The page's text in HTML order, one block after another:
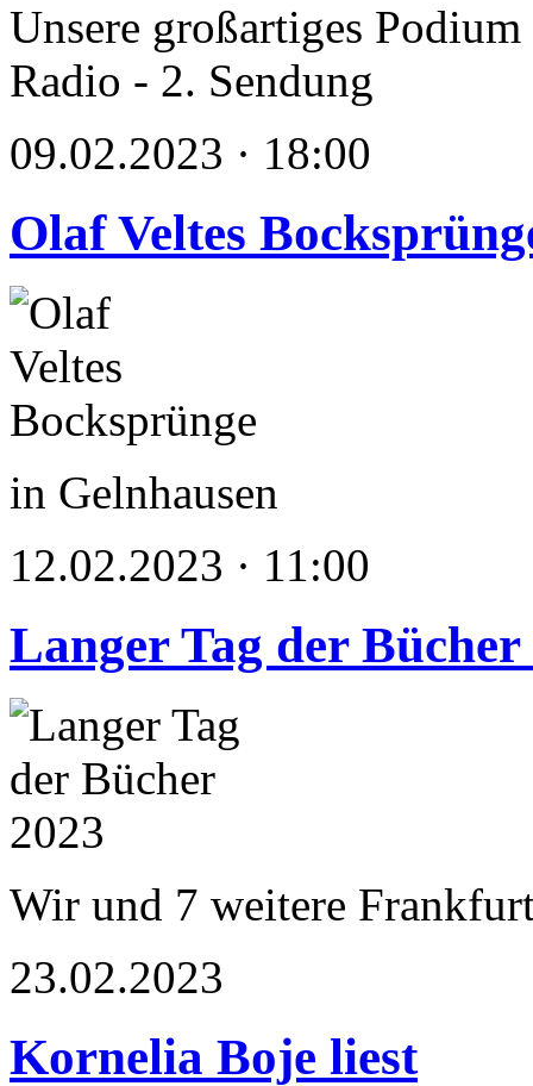
Unsere großartiges
Radio - 2. Sendung
09.02.2023 · 18:00
Olaf Veltes
in Gelnhausen
12.02.2023 · 11:00
Langer Tag der Bücher
Wir und 7 weitere
23.02.2023
Kornelia Boje liest